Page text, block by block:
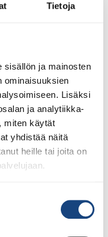
Tietoja
sisällön ja mainosten
ominaisuuksien
Lisäksi
ja analytiikka-
miten käytät
yhdistää näitä
heille tai joita on
KILPAILUT
Judoseura Ry ja
vastaa
salo/
Salon